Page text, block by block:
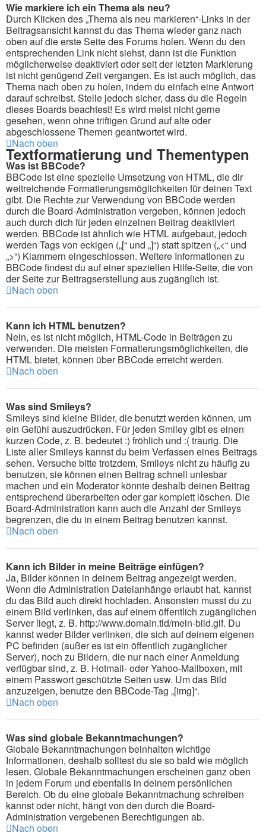
Wie markiere ich ein Thema als neu?
Durch Klicken des „Thema als neu markieren“-Links in der
Beitragsansicht kannst du das Thema wieder ganz nach
oben auf die erste Seite des Forums holen. Wenn du den
entsprechenden Link nicht siehst, dann ist die Funktion
möglicherweise deaktiviert oder seit der letzten Markierung
ist nicht genügend Zeit vergangen. Es ist auch möglich, das
Thema nach oben zu holen, indem du einfach eine Antwort
darauf schreibst. Stelle jedoch sicher, dass du die Regeln
dieses Boards beachtest! Es wird meist nicht gerne
gesehen, wenn ohne triftigen Grund auf alte oder
abgeschlossene Themen geantwortet wird.
Nach oben
Textformatierung und Thementypen
Was ist BBCode?
BBCode ist eine spezielle Umsetzung von HTML, die dir
weitreichende Formatierungsmöglichkeiten für deinen Text
gibt. Die Rechte zur Verwendung von BBCode werden
durch die Board-Administration vergeben, können jedoch
auch durch dich für jeden einzelnen Beitrag deaktiviert
werden. BBCode ist ähnlich wie HTML aufgebaut, jedoch
werden Tags von eckigen („[“ und „]“) statt spitzen („<“ und
„>“) Klammern eingeschlossen. Weitere Informationen zu
BBCode findest du auf einer speziellen Hilfe-Seite, die von
der Seite zur Beitragserstellung aus zugänglich ist.
Nach oben
Kann ich HTML benutzen?
Nein, es ist nicht möglich, HTML-Code in Beiträgen zu
verwenden. Die meisten Formatierungsmöglichkeiten, die
HTML bietet, können über BBCode erreicht werden.
Nach oben
Was sind Smileys?
Smileys sind kleine Bilder, die benutzt werden können, um
ein Gefühl auszudrücken. Für jeden Smiley gibt es einen
kurzen Code, z. B. bedeutet :) fröhlich und :( traurig. Die
Liste aller Smileys kannst du beim Verfassen eines Beitrags
sehen. Versuche bitte trotzdem, Smileys nicht zu häufig zu
benutzen, sie können einen Beitrag schnell unlesbar
machen und ein Moderator könnte deshalb deinen Beitrag
entsprechend überarbeiten oder gar komplett löschen. Die
Board-Administration kann auch die Anzahl der Smileys
begrenzen, die du in einem Beitrag benutzen kannst.
Nach oben
Kann ich Bilder in meine Beiträge einfügen?
Ja, Bilder können in deinem Beitrag angezeigt werden.
Wenn die Administration Dateianhänge erlaubt hat, kannst
du das Bild auch direkt hochladen. Ansonsten musst du zu
einem Bild verlinken, das auf einem öffentlich zugänglichen
Server liegt, z. B. http://www.domain.tld/mein-bild.gif. Du
kannst weder Bilder verlinken, die sich auf deinem eigenen
PC befinden (außer es ist ein öffentlich zugänglicher
Server), noch zu Bildern, die nur nach einer Anmeldung
verfügbar sind, z. B. Hotmail- oder Yahoo-Mailboxen, mit
einem Passwort geschützte Seiten usw. Um das Bild
anzuzeigen, benutze den BBCode-Tag „[img]“.
Nach oben
Was sind globale Bekanntmachungen?
Globale Bekanntmachungen beinhalten wichtige
Informationen, deshalb solltest du sie so bald wie möglich
lesen. Globale Bekanntmachungen erscheinen ganz oben
in jedem Forum und ebenfalls in deinem persönlichen
Bereich. Ob du eine globale Bekanntmachung schreiben
kannst oder nicht, hängt von den durch die Board-
Administration vergebenen Berechtigungen ab.
Nach oben